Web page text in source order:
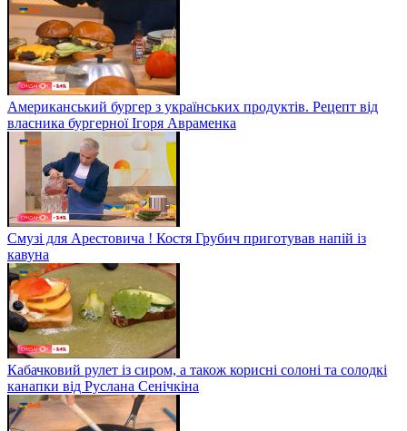
Американський бургер з українських продуктів. Рецепт від
власника бургерної Ігоря Авраменка
Смузі для Арестовича ! Костя Грубич приготував напій із
кавуна
Кабачковий рулет із сиром, а також корисні солоні та солодкі
канапки від Руслана Сенічкіна